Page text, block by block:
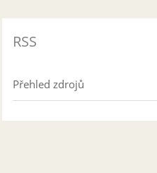
RSS
Přehled zdrojů